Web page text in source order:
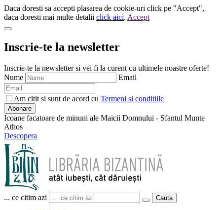
Daca doresti sa accepti plasarea de cookie-uri click pe "Accept",
daca doresti mai multe detalii click aici. Accept
Inscrie-te la newsletter
Inscrie-te la newsletter si vei fi la curent cu ultimele noastre oferte!
Nume
Email
Am citit si sunt de acord cu Termeni si conditiile
Abonare
Icoane facatoare de minuni ale Maicii Domnului - Sfantul Munte
Athos
Descopera
... ce citim azi Cauta